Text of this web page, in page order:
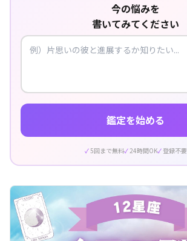
今の悩みを
書いてみてください
鑑定を始める
5回まで無料 24時間OK 登録不要